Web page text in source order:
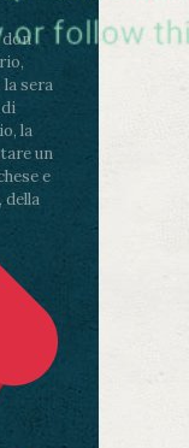
don
sera
la
un
e
della